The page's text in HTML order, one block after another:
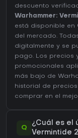
descuento
Warhammer:
está disponible en
del mercado.
digitalmente y se
pago. Los precios
promocionales
más bajo de
historial de precios
comprar en el
Q
¿Cuál es el
Vermintide